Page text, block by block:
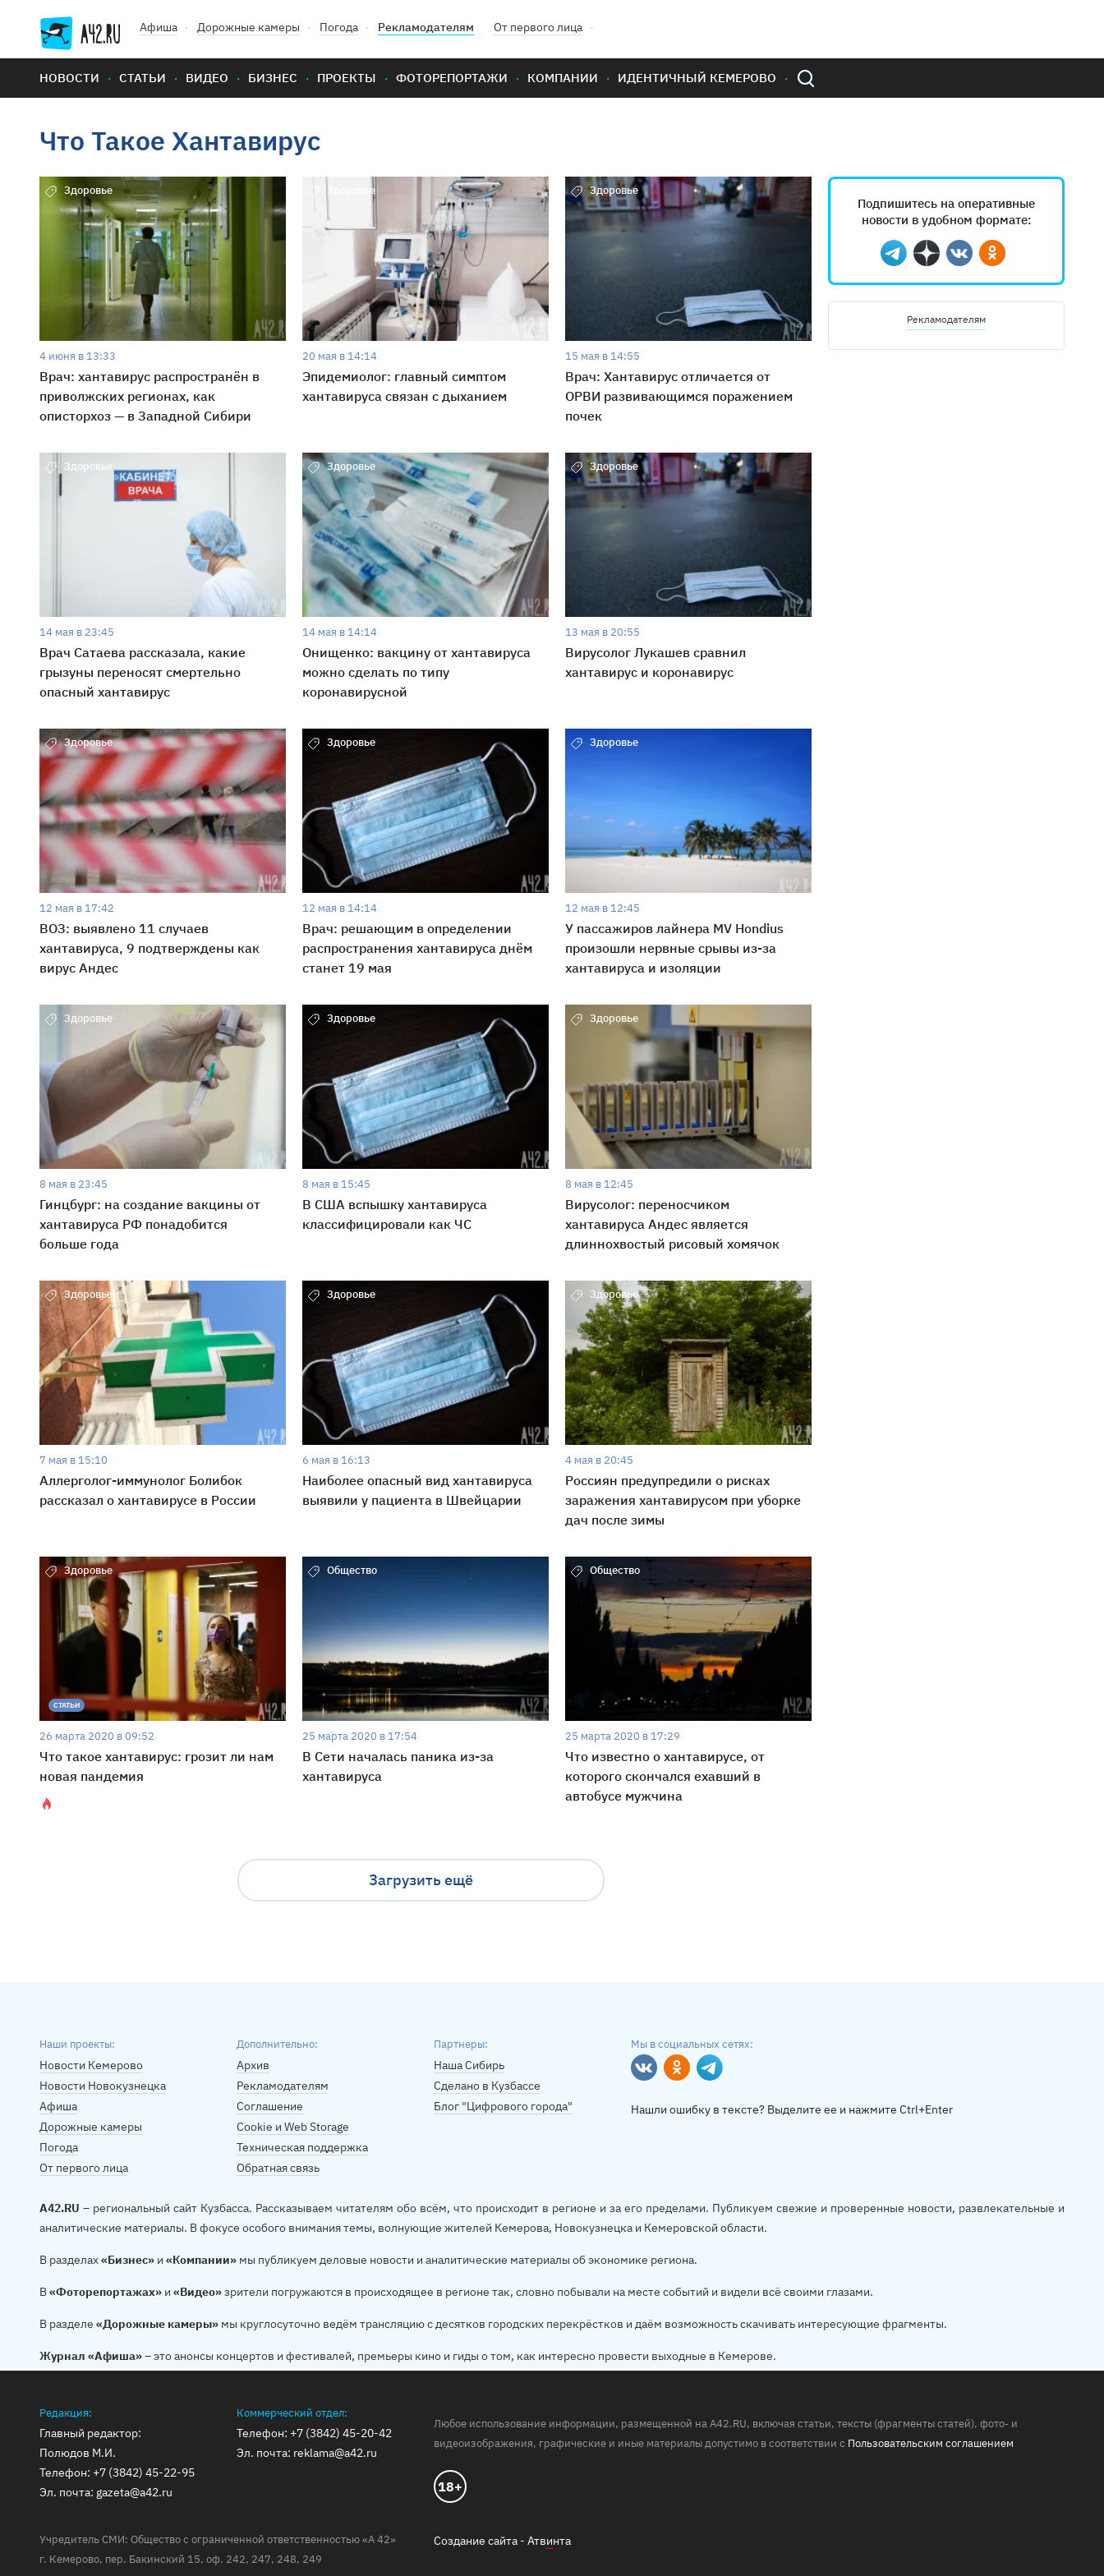
Афиша Дорожные камеры Погода Рекламодателям От первого лица
НОВОСТИ СТАТЬИ ВИДЕО БИЗНЕС ПРОЕКТЫ ФОТОРЕПОРТАЖИ КОМПАНИИ ИДЕНТИЧНЫЙ КЕМЕРОВО
Что Такое Хантавирус
Здоровье
4 июня в 13:33
Врач: хантавирус распространён в
приволжских регионах, как
описторхоз — в Западной Сибири
Здоровье
20 мая в 14:14
Эпидемиолог: главный симптом
хантавируса связан с дыханием
Здоровье
15 мая в 14:55
Врач: Хантавирус отличается от
ОРВИ развивающимся поражением
почек
Здоровье
14 мая в 23:45
Врач Сатаева рассказала, какие
грызуны переносят смертельно
опасный хантавирус
Здоровье
14 мая в 14:14
Онищенко: вакцину от хантавируса
можно сделать по типу
коронавирусной
Здоровье
13 мая в 20:55
Вирусолог Лукашев сравнил
хантавирус и коронавирус
Здоровье
12 мая в 17:42
ВОЗ: выявлено 11 случаев
хантавируса, 9 подтверждены как
вирус Андес
Здоровье
12 мая в 14:14
Врач: решающим в определении
распространения хантавируса днём
станет 19 мая
Здоровье
12 мая в 12:45
У пассажиров лайнера MV Hondius
произошли нервные срывы из-за
хантавируса и изоляции
Здоровье
8 мая в 23:45
Гинцбург: на создание вакцины от
хантавируса РФ понадобится
больше года
Здоровье
8 мая в 15:45
В США вспышку хантавируса
классифицировали как ЧС
Здоровье
8 мая в 12:45
Вирусолог: переносчиком
хантавируса Андес является
длиннохвостый рисовый хомячок
Здоровье
7 мая в 15:10
Аллерголог-иммунолог Болибок
рассказал о хантавирусе в России
Здоровье
6 мая в 16:13
Наиболее опасный вид хантавируса
выявили у пациента в Швейцарии
Здоровье
4 мая в 20:45
Россиян предупредили о рисках
заражения хантавирусом при уборке
дач после зимы
Здоровье
СТАТЬИ
26 марта 2020 в 09:52
Что такое хантавирус: грозит ли нам
новая пандемия
Общество
25 марта 2020 в 17:54
В Сети началась паника из-за
хантавируса
Общество
25 марта 2020 в 17:29
Что известно о хантавирусе, от
которого скончался ехавший в
автобусе мужчина
Загрузить ещё
Подпишитесь на оперативные
новости в удобном формате:
Telegram
ДзенВконтактеОдноклассники
Рекламодателям
Наши проекты:
Новости Кемерово
Новости Новокузнецка
Афиша
Дорожные камеры
Погода
От первого лица
Дополнительно:
Архив
Рекламодателям
Соглашение
Cookie и Web Storage
Техническая поддержка
Обратная связь
Партнеры:
Наша Сибирь
Сделано в Кузбассе
Блог "Цифрового города"
Мы в социальных сетях:
ВконтактеОдноклассники
Telegram
Нашли ошибку в тексте? Выделите ее и нажмите Ctrl+Enter
A42.RU – региональный сайт Кузбасса. Рассказываем читателям обо всём, что происходит в регионе и за его пределами. Публикуем свежие и проверенные новости, развлекательные и
аналитические материалы. В фокусе особого внимания темы, волнующие жителей Кемерова, Новокузнецка и Кемеровской области.
В разделах«Бизнес» и «Компании» мы публикуем деловые новости и аналитические материалы об экономике региона.
В«Фоторепортажах» и «Видео»зрители погружаются в происходящее в регионе так, словно побывали на месте событий и видели всё своими глазами.
В разделе «Дорожные камеры» мы круглосуточно ведём трансляцию с десятков городских перекрёстков и даём возможность скачивать интересующие фрагменты.
Журнал «Афиша»– это анонсы концертов и фестивалей, премьеры кино и гиды о том, как интересно провести выходные в Кемерове.
Редакция:
Главный редактор:
Полюдов М.И.
Телефон: +7 (3842) 45-22-95
Эл. почта: gazeta@a42.ru
Коммерческий отдел:
Телефон: +7 (3842) 45-20-42
Эл. почта: reklama@a42.ru
Любое использование информации, размещенной на A42.RU, включая статьи, тексты (фрагменты статей), фото- и
видеоизображения, графические и иные материалы допустимо в соответствии с Пользовательским соглашением
18+
Учредитель СМИ: Общество с ограниченной ответственностью «А 42»
г. Кемерово, пер. Бакинский 15, оф. 242, 247, 248, 249
Создание сайта - Атвинта